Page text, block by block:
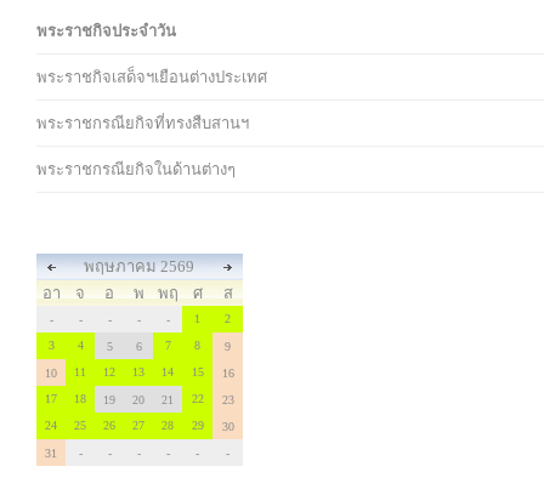
พระราชกิจประจำวัน
พระราชกิจเสด็จฯเยือนต่างประเทศ
พระราชกรณียกิจที่ทรงสืบสานฯ
พระราชกรณียกิจในด้านต่างๆ
พฤษภาคม 2569
อา
จ อ พ พฤ ศ ส
- - - - - 1
2
3
4 5 6 7 8
9
10
11 12 13 14 15
16
17
18 19 20 21 22
23
24
25 26 27 28 29
30
31
- - - - - -